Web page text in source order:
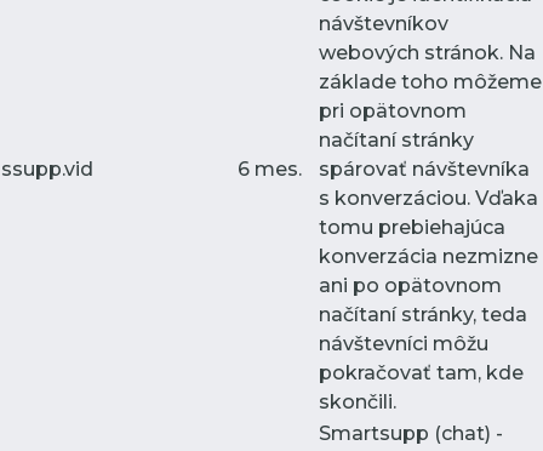
ssupp.vid 6 mes.
návštevníkov
webových stránok. Na
základe toho môžeme
pri opätovnom
načítaní stránky
spárovať návštevníka
s konverzáciou. Vďaka
tomu prebiehajúca
konverzácia nezmizne
ani po opätovnom
načítaní stránky, teda
návštevníci môžu
pokračovať tam, kde
skončili.
Smartsupp (chat) -